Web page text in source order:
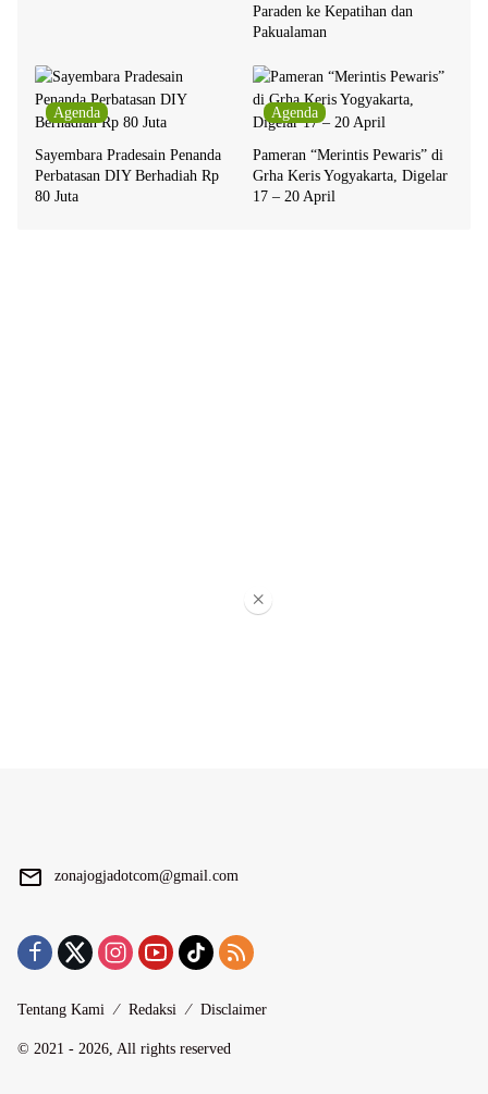
Paraden ke Kepatihan dan
Pakualaman
Agenda
Sayembara Pradesain Penanda
Perbatasan DIY Berhadiah Rp
80 Juta
Agenda
Pameran “Merintis Pewaris” di
Grha Keris Yogyakarta, Digelar
17 – 20 April
zonajogjadotcom@gmail.com
Tentang Kami Redaksi Disclaimer
© 2021 - 2026, All rights reserved
×